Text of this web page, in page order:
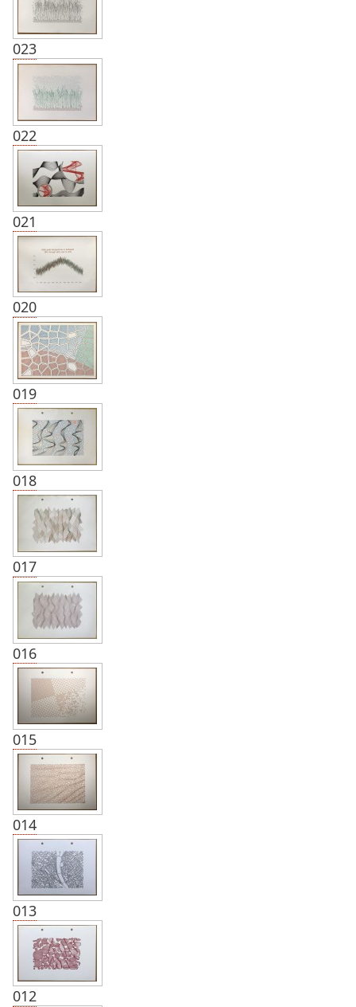
023
022
021
020
019
018
017
016
015
014
013
012